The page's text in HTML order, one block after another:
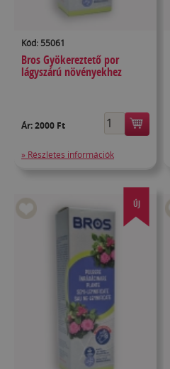
Kód: 55061
Bros Gyökereztető por
lágyszárú növényekhez
Ár:2000 Ft
» Részletes információk
ÚJ